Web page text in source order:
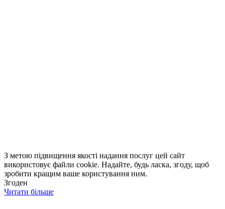
З метою підвищення якості надання послуг цей сайт
використовує файли cookie. Надайте, будь ласка, згоду, щоб
зробити кращим ваше користування ним.
Згоден
Читати більше